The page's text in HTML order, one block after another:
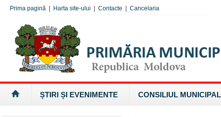
Prima pagină Harta site-ului Contacte Cancelaria
ȘTIRI ȘI EVENIMENTE CONSILIUL MUNICIPAL